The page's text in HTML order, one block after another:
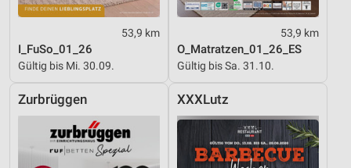
53,9 km
I_FuSo_01_26
Gültig bis Mi. 30.09.
53,9 km
O_Matratzen_01_26_ES
Gültig bis Sa. 31.10.
Zurbrüggen XXXLutz